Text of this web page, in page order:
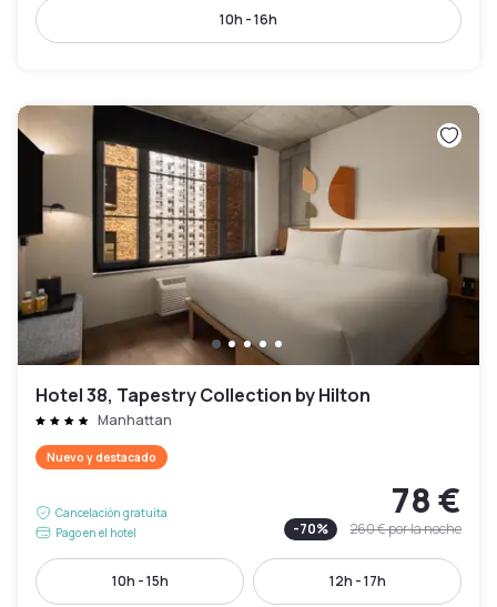
10h - 16h
Hotel 38, Tapestry Collection by Hilton
Manhattan
Nuevo y destacado
Cancelación gratuita
Pago en el hotel
78 €
-70% 260 €por la noche
10h - 15h 12h - 17h